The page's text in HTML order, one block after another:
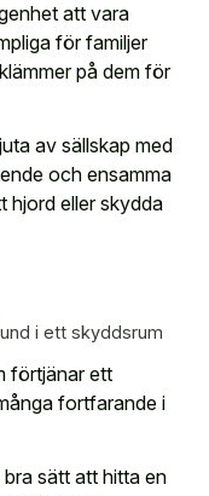
att vara
för familjer
på dem för
av sällskap med
och ensamma
hjord eller skydda
i ett skyddsrum
förtjänar ett
fortfarande i
sätt att hitta en